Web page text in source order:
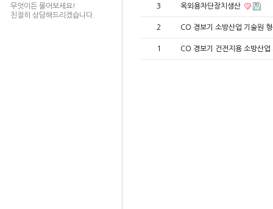
무엇이든 물어보세요!
친절히 상담해드리겠습니다.
3 옥외용차단장치생산
2 CO 경보기 소방산업 기술원
1 CO 경보기 건전지용 소방산